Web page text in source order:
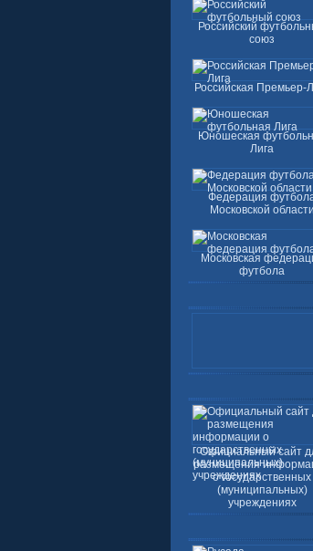
Российский
союз
Российская Премьер-
Юношеская
Лига
Федерация
Московской области
Московская
футбола
Официальный сайт
размещения
о государственных
(муниципальных)
учреждениях